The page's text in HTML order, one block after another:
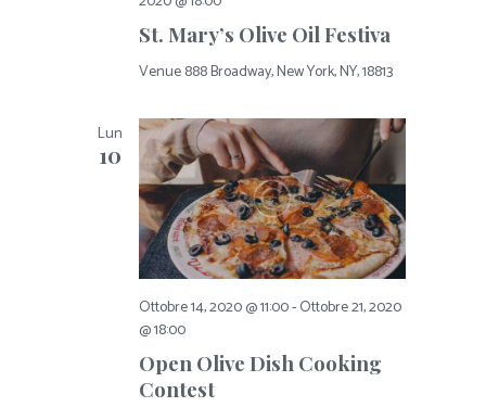
i
o
e
i
g
a
i
o
e
St. Mary’s Olive Oil Festiva
Venue888 Broadway, New York, NY, 18813
Lun
10
Open Olive Dish Cooking
Contest
Ottobre 14, 2020 @ 11:00-Ottobre 21, 2020
@ 18:00